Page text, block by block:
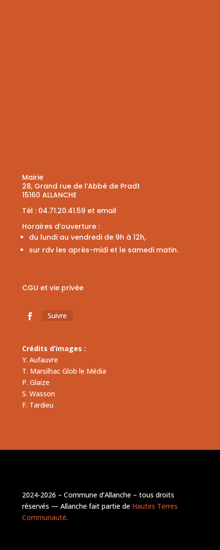
Mairie
28, Grand rue de l’Abbé de Pradt
15160 ALLANCHE
Tél : 04.71.20.41.59 et email
Horaires d’ouverture :
du lundi au vendredi de 9h à 12h,
sur rdv les après-midi et le samedi matin.
CGU et vie privée
Suivre
Crédits d’images :
Y. Aufauvre
T. Marsilhac Glob le Média
P. Glaize
S. Wasson
F. Tardieu
2024-2026 – Commune d’Allanche – tous droits
réservés — Allanche fait partie de Hautes Terres
Communauté.